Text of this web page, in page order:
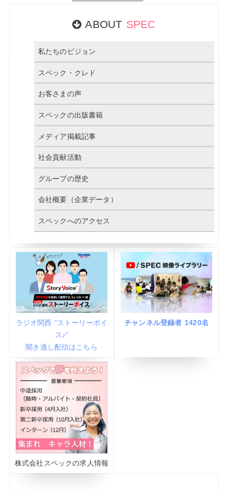
ABOUT SPEC
私たちのビジョン
スペック・クレド
お客さまの声
スペックの出版書籍
メディア掲載記事
社会貢献活動
グループの歴史
会社概要（企業データ）
スペックへのアクセス
ラジオ関西 "ストーリーボイ
ス♪”
聞き逃し配信はこちら
チャンネル登録者 1420名
株式会社スペックの求人情報